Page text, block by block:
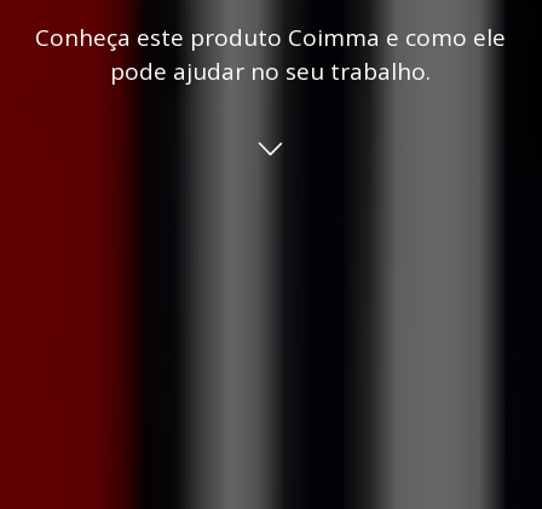
Conheça este produto Coimma e como ele
pode ajudar no seu trabalho.
Confira a galeria de imagens: